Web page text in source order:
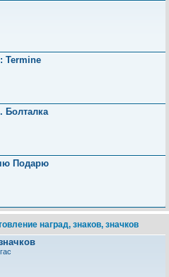
Termine
Болталка
Подарю
наград, знаков, значков